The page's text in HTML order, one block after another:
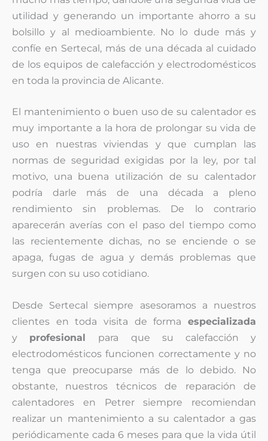
utilidad y generando un importante ahorro a su
bolsillo y al medioambiente. No lo dude más y
confíe en Sertecal, más de una década al cuidado
de los equipos de calefacción y electrodomésticos
en toda la provincia de Alicante.
El mantenimiento o buen uso de su calentador es
muy importante a la hora de prolongar su vida de
uso en nuestras viviendas y que cumplan las
normas de seguridad exigidas por la ley, por tal
motivo, una buena utilización de su calentador
podría darle más de una década a pleno
rendimiento sin problemas. De lo contrario
aparecerán averías con el paso del tiempo como
las recientemente dichas, no se enciende o se
apaga, fugas de agua y demás problemas que
surgen con su uso cotidiano.
Desde Sertecal siempre asesoramos a nuestros
clientes en toda visita de forma especializada
y profesional para que su calefacción y
electrodomésticos funcionen correctamente y no
tenga que preocuparse más de lo debido. No
obstante, nuestros técnicos de reparación de
calentadores en Petrer siempre recomiendan
realizar un mantenimiento a su calentador a gas
periódicamente cada 6 meses para que la vida útil